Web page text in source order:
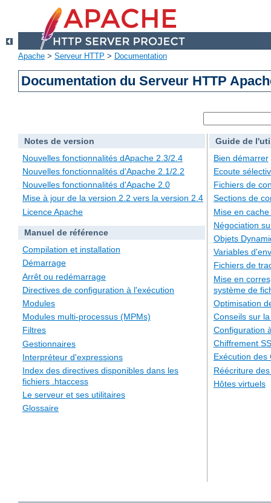
Apache > Serveur HTTP > Documentation
Documentation du Serveur HTTP
Notes de version
Nouvelles fonctionnalités dApache 2.3/2.4
Nouvelles fonctionnalités d'Apache 2.1/2.2
Nouvelles fonctionnalités d'Apache 2.0
Mise à jour de la version 2.2 vers la version 2.4
Licence Apache
Manuel de référence
Compilation et installation
Démarrage
Arrêt ou redémarrage
Directives de configuration à l'exécution
Modules
Modules multi-processus (MPMs)
Filtres
Gestionnaires
Interpréteur d'expressions
Index des directives disponibles dans les
fichiers .htaccess
Le serveur et ses utilitaires
Glossaire
Guide de
Bien démarrer
Ecoute
Fichiers de
Sections de
Mise en
Négociation
Objets
Variables
Fichiers de
Mise en
système de
Optimisation
Conseils sur
Configuration
Chiffrement
Exécution des
Réécriture
Hôtes virtuels